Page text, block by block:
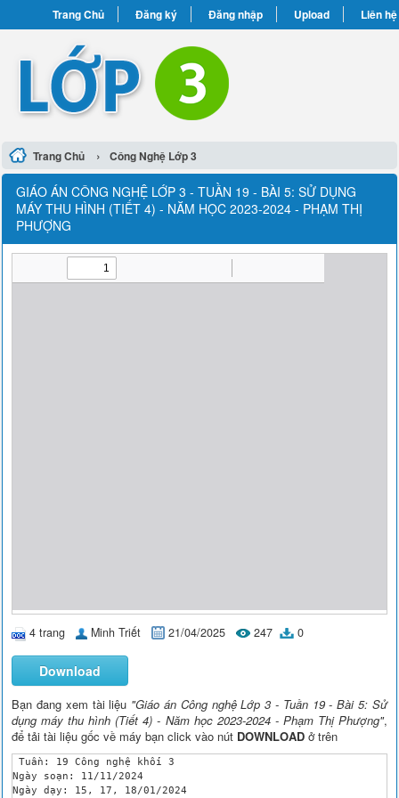
Trang Chủ Đăng ký Đăng nhập Upload Liên hệ
Trang Chủ › Công Nghệ Lớp 3
GIÁO ÁN CÔNG NGHỆ LỚP 3 - TUẦN 19 - BÀI 5: SỬ DỤNG
MÁY THU HÌNH (TIẾT 4) - NĂM HỌC 2023-2024 - PHẠM THỊ
PHƯỢNG
4 trang Minh Triết 21/04/2025 247 0
Download
Bạn đang xem tài liệu "Giáo án Công nghệ Lớp 3 - Tuần 19 - Bài 5: Sử
dụng máy thu hình (Tiết 4) - Năm học 2023-2024 - Phạm Thị Phượng",
để tải tài liệu gốc về máy bạn click vào nút DOWNLOAD ở trên
Tuần: 19 Công nghệ khối 3
Ngày soạn: 11/11/2024
Ngày dạy: 15, 17, 18/01/2024